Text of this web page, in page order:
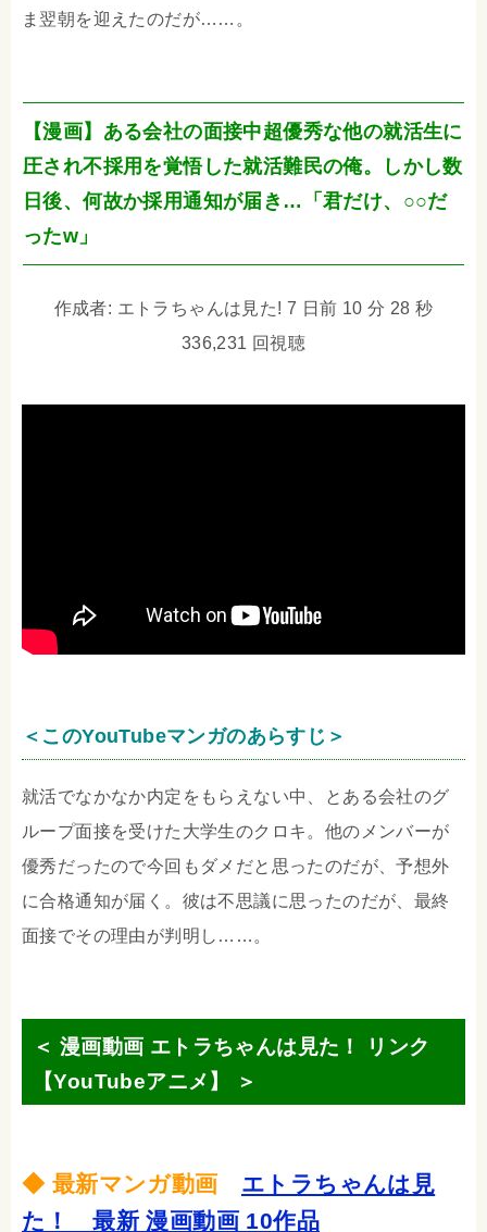
ま翌朝を迎えたのだが……。
【漫画】ある会社の面接中超優秀な他の就活生に
圧され不採用を覚悟した就活難民の俺。しかし数
日後、何故か採用通知が届き…「君だけ、○○だ
ったw」
作成者: エトラちゃんは見た! 7 日前 10 分 28 秒
336,231 回視聴
＜このYouTubeマンガのあらすじ＞
就活でなかなか内定をもらえない中、とある会社のグ
ループ面接を受けた大学生のクロキ。他のメンバーが
優秀だったので今回もダメだと思ったのだが、予想外
に合格通知が届く。彼は不思議に思ったのだが、最終
面接でその理由が判明し……。
＜ 漫画動画 エトラちゃんは見た！ リンク
【YouTubeアニメ】 ＞
◆ 最新マンガ動画 エトラちゃんは見
た！ 最新 漫画動画 10作品